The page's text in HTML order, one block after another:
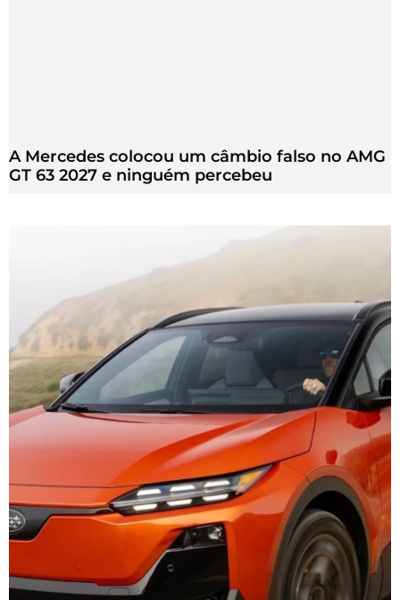
A Mercedes colocou um câmbio falso no AMG
GT 63 2027 e ninguém percebeu